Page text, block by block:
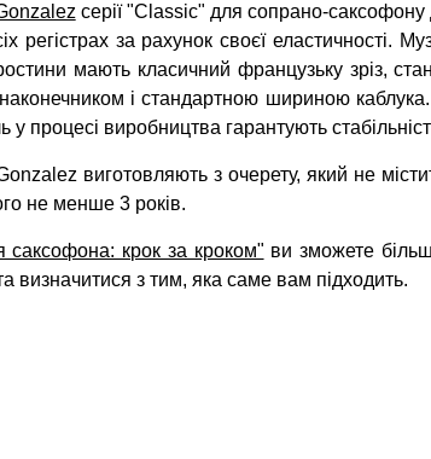
серії "Classic" для сопрано-
регістрах за рахунок своєї еластичності.
мають класичний французьку зріз,
і стандартною шириною каблука.
у процесі виробництва гарантують
виготовляють з очерету, який не
не менше 3 років.
саксофона: крок за кроком" ви зможете
визначитися з тим, яка саме вам підходить.